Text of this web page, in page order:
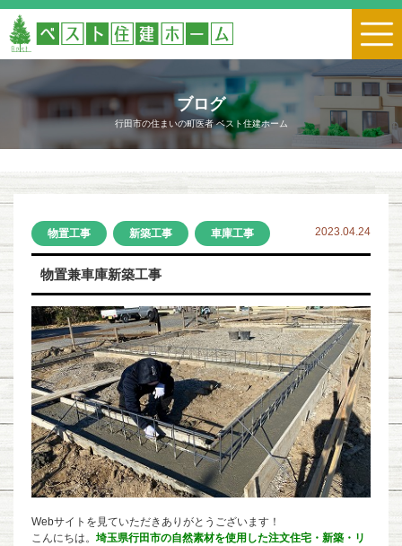
ブログ
行田市の住まいの町医者 ベスト住建ホーム
物置工事 新築工事 車庫工事 2023.04.24
物置兼車庫新築工事
Webサイトを見ていただきありがとうございます！
こんにちは。 埼玉県行田市の自然素材を使用した注文住宅・新築・リ